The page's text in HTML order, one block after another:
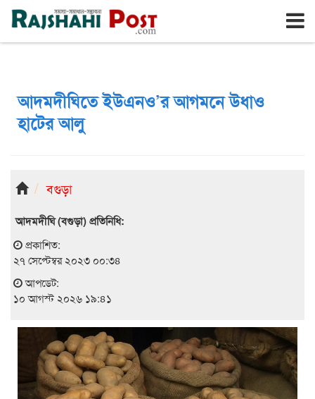
রাজশাহী সোমবার, ১০ই আগস্ট ২০২৬, ২৭শে শ্রাবণ ১৪৩৩
আদমদীঘিতে ইউএনও’র আগমনে উধাও
হাটের আলু
বগুড়া
আদমদীঘি (বগুড়া) প্রতিনিধি:
প্রকাশিত:
২৭ সেপ্টেম্বর ২০২৩ ০০:৩৪
আপডেট:
১০ আগস্ট ২০২৬ ১৯:৪১